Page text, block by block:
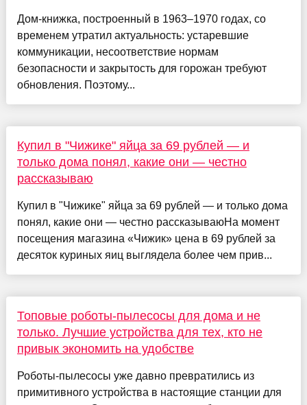
Дом-книжка, построенный в 1963–1970 годах, со
временем утратил актуальность: устаревшие
коммуникации, несоответствие нормам
безопасности и закрытость для горожан требуют
обновления. Поэтому...
Купил в "Чижике" яйца за 69 рублей — и
только дома понял, какие они — честно
рассказываю
Купил в "Чижике" яйца за 69 рублей — и только дома
понял, какие они — честно рассказываюНа момент
посещения магазина «Чижик» цена в 69 рублей за
десяток куриных яиц выглядела более чем прив...
Топовые роботы-пылесосы для дома и не
только. Лучшие устройства для тех, кто не
привык экономить на удобстве
Роботы-пылесосы уже давно превратились из
примитивного устройства в настоящие станции для